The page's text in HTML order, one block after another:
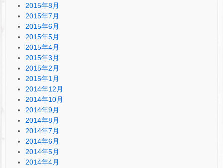
2015年8月
2015年7月
2015年6月
2015年5月
2015年4月
2015年3月
2015年2月
2015年1月
2014年12月
2014年10月
2014年9月
2014年8月
2014年7月
2014年6月
2014年5月
2014年4月